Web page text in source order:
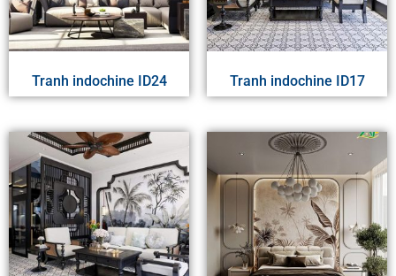
Tranh indochine ID24 Tranh indochine ID17